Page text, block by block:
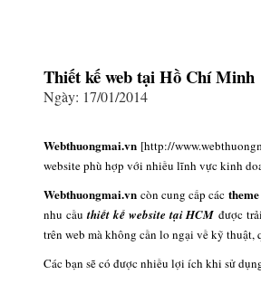
Thiết kế web tại Hồ Chí Minh
Ngày: 17/01/2014
Webthuongmai.vn
website phù hợp với nhiều lĩnh vực kinh
Webthuongmai.vn còn cung cấp các
nhu cầu thiết kế website tại HCMđược
trên web mà không cần lo ngại về kỹ
Các bạn sẽ có được nhiều lợi ích khi sử